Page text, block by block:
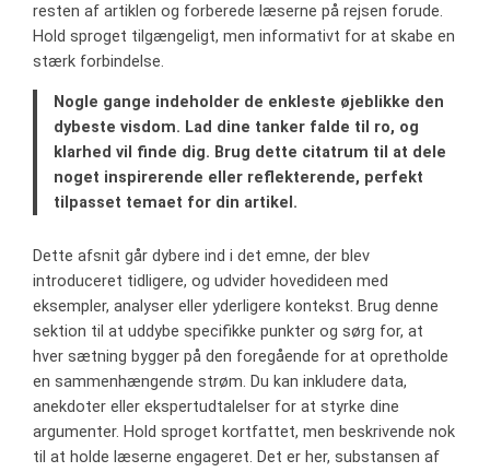
resten af artiklen og forberede læserne på rejsen forude.
Hold sproget tilgængeligt, men informativt for at skabe en
stærk forbindelse.
Nogle gange indeholder de enkleste øjeblikke den
dybeste visdom. Lad dine tanker falde til ro, og
klarhed vil finde dig. Brug dette citatrum til at dele
noget inspirerende eller reflekterende, perfekt
tilpasset temaet for din artikel.
Dette afsnit går dybere ind i det emne, der blev
introduceret tidligere, og udvider hovedideen med
eksempler, analyser eller yderligere kontekst. Brug denne
sektion til at uddybe specifikke punkter og sørg for, at
hver sætning bygger på den foregående for at opretholde
en sammenhængende strøm. Du kan inkludere data,
anekdoter eller ekspertudtalelser for at styrke dine
argumenter. Hold sproget kortfattet, men beskrivende nok
til at holde læserne engageret. Det er her, substansen af